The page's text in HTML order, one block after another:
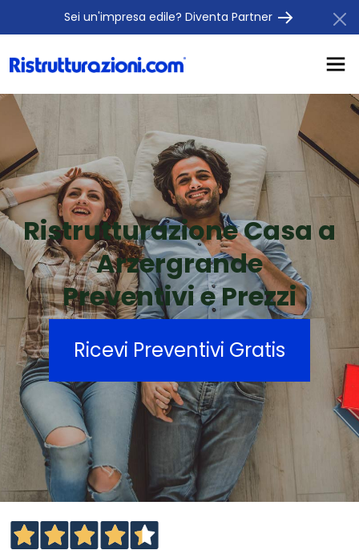
Sei un'impresa edile? Diventa Partner
Ristrutturazione Casa a
Arzergrande
Preventivi e Prezzi
Ricevi Preventivi Gratis